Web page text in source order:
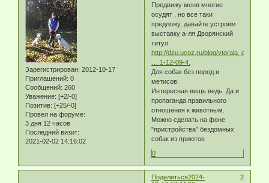
Зарегистрирован: 2012-10-17
Приглашений: 0
Сообщений: 260
Уважение: [+2/-0]
Позитив: [+25/-0]
Провел на форуме:
3 дня 12 часов
Последний визит:
2021-02-02 14:16:02
Предвижу меня многие
осудят , но все таки
предложу, давайте устроим
выставку а-ля Дворянский
титул
http://dzu.ucoz.ru/blog/vtoraja_gorodsk
… 1-12-09-4.
Для собак без пород и
метисов.
Интересная вещь ведь. Да и
пропаганда правильного
отношения к животным.
Можно сделать на фоне
"пристройства" бездомных
собак из приютов
0
Поделиться 2
2024-